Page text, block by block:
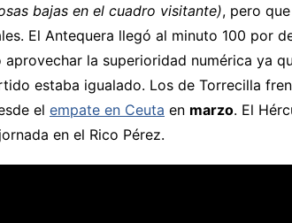
bajas en el cuadro visitante), pero
El Antequera llegó al minuto 100 por
aprovechar la superioridad numérica ya
estaba igualado. Los de Torrecilla
el empate en Ceuta en marzo. El
en el Rico Pérez.